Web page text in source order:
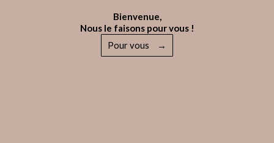
Bienvenue,
Nous le faisons pour vous !
Pour vous
→